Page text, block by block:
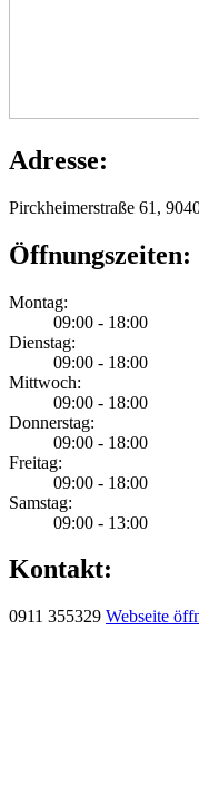
Adresse:
Pirckheimerstraße 61,
Öffnungszeiten:
Montag:
09:00 - 18:00
Dienstag:
09:00 - 18:00
Mittwoch:
09:00 - 18:00
Donnerstag:
09:00 - 18:00
Freitag:
09:00 - 18:00
Samstag:
09:00 - 13:00
Kontakt:
0911 355329 Webseite